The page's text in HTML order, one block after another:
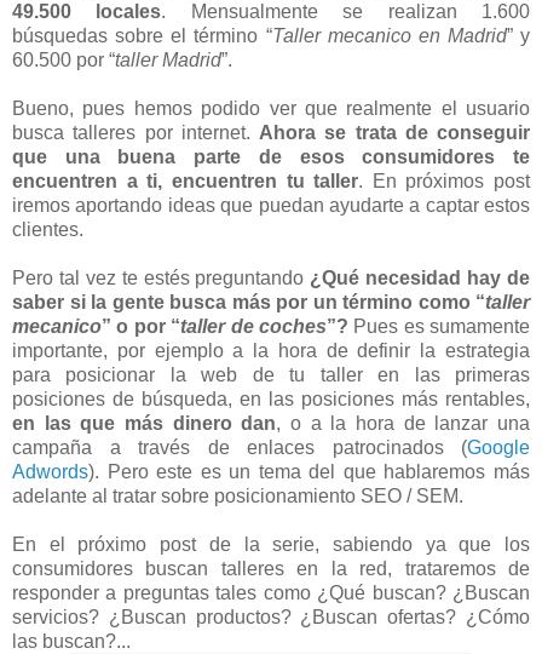
49.500 locales. Mensualmente se realizan 1.600
búsquedas sobre el término “Taller mecanico en Madrid” y
60.500 por “taller Madrid”.
Bueno, pues hemos podido ver que realmente el usuario
busca talleres por internet. Ahora se trata de conseguir
que una buena parte de esos consumidores te
encuentren a ti, encuentren tu taller. En próximos post
iremos aportando ideas que puedan ayudarte a captar estos
clientes.
Pero tal vez te estés preguntando ¿Qué necesidad hay de
saber si la gente busca más por un término como “taller
mecanico” o por “taller de coches”? Pues es sumamente
importante, por ejemplo a la hora de definir la estrategia
para posicionar la web de tu taller en las primeras
posiciones de búsqueda, en las posiciones más rentables,
en las que más dinero dan, o a la hora de lanzar una
campaña a través de enlaces patrocinados (Google
Adwords). Pero este es un tema del que hablaremos más
adelante al tratar sobre posicionamiento SEO / SEM.
En el próximo post de la serie, sabiendo ya que los
consumidores buscan talleres en la red, trataremos de
responder a preguntas tales como ¿Qué buscan? ¿Buscan
servicios? ¿Buscan productos? ¿Buscan ofertas? ¿Cómo
las buscan?...